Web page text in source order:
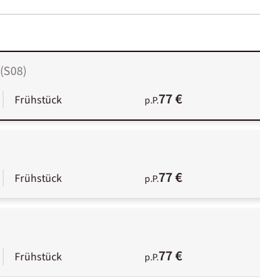
(S08)
Frühstück p.P.77 €
Frühstück p.P.77 €
Frühstück p.P.77 €